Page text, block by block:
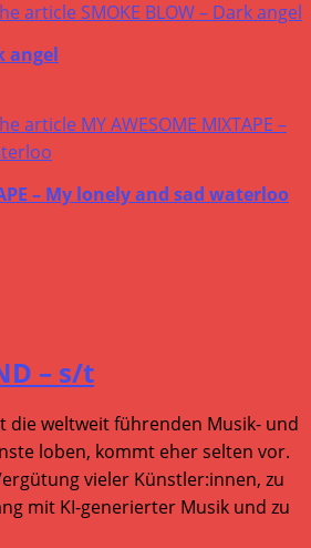
angel
– My lonely and sad waterloo
– s/t
die weltweit führenden Musik- und
loben, kommt eher selten vor.
vieler Künstler:innen, zu
mit KI-generierter Musik und zu